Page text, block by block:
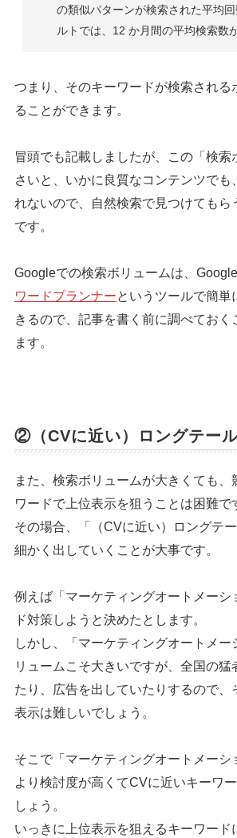
の類似パターンが検索された平均
ルトでは、12 か月間の平均検索数
つまり、そのキーワードが検索される
ることができます。
冒頭でも記載しましたが、この「検索
さいと、いかに良質なコンテンツでも
れないので、自然検索で見つけてもら
です。
Googleでの検索ボリュームは、
ワードプランナーというツールで簡単
きるので、記事を書く前に調べておく
ます。
②（CVに近い）ロングテー
また、検索ボリュームが大きくても、
ワードで上位表示を狙うことは困難で
その場合、「（CVに近い）ロングテ
細かく出していくことが大事です。
例えば「マーケティングオートメーシ
ド対策しようと決めたとします。
しかし、「マーケティングオートメー
リュームこそ大きいですが、全国の猛
たり、広告を出していたりするので、
表示は難しいでしょう。
そこで「マーケティングオートメー
より検討度が高くてCVに近いキーワ
しょう。
いっきに上位表示を狙えるキーワード